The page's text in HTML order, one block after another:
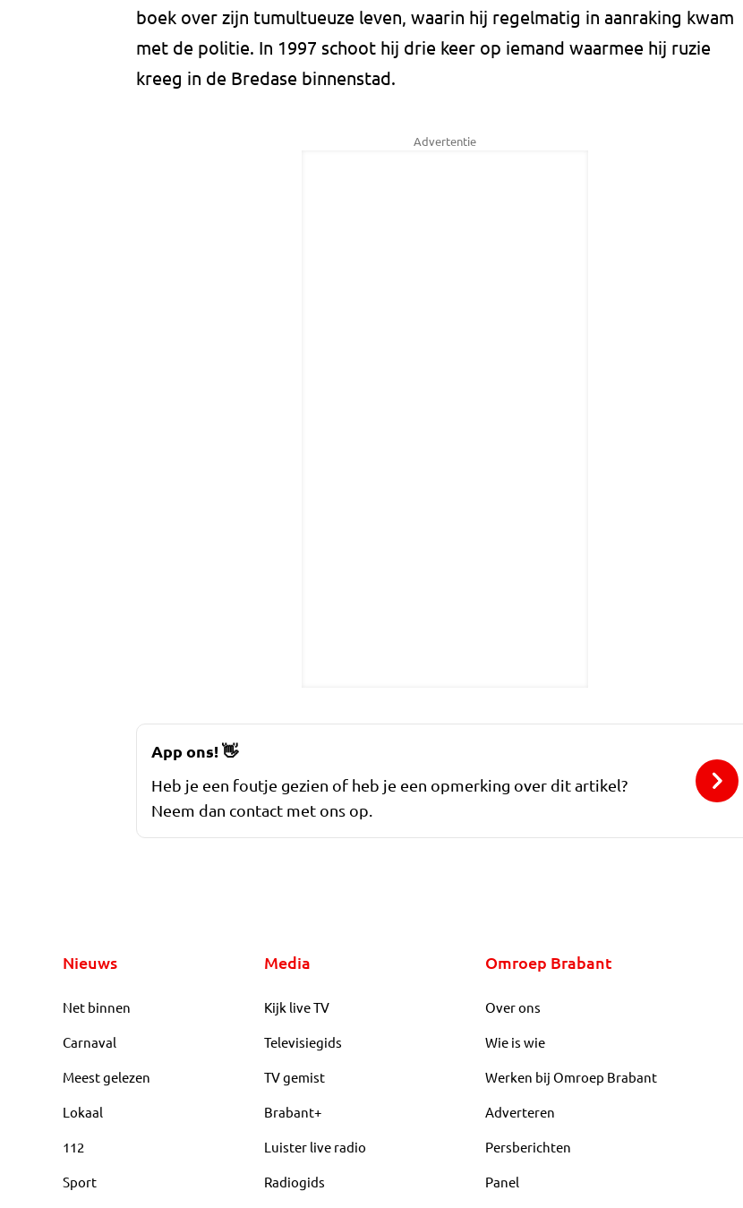
boek over zijn tumultueuze leven, waarin hij regelmatig in aanraking kwam
met de politie. In 1997 schoot hij drie keer op iemand waarmee hij ruzie
kreeg in de Bredase binnenstad.
Advertentie
App ons!👋
Heb je een foutje gezien of heb je een opmerking over dit artikel?
Neem dan contact met ons op.
Nieuws
Net binnen
Carnaval
Meest gelezen
Lokaal
112
Sport
Media
Kijk live TV
Televisiegids
TV gemist
Brabant+
Luister live radio
Radiogids
Omroep Brabant
Over ons
Wie is wie
Werken bij Omroep Brabant
Adverteren
Persberichten
Panel